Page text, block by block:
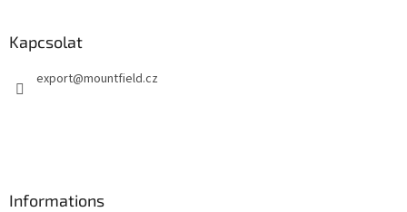
Kapcsolat
export@mountfield.cz
Informations